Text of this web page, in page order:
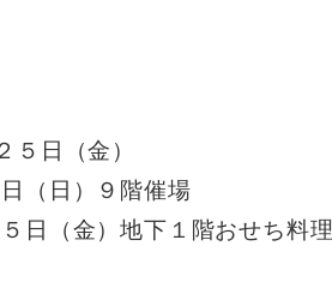
日（金）
（日）９階催場
金）地下１階おせち料理